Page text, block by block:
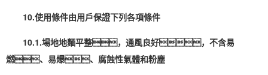
10.使用條件由用戶保證下列各項條件
10.1.場地地麵平整，通風良好，不含易
燃、易爆、腐蝕性氣體和粉塵